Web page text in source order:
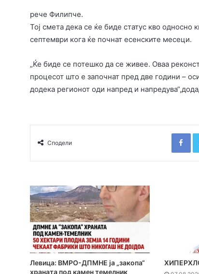
рече Филипче.
Тој смета дека се ќе биде статус кво односно
септември кога ќе почнат есенските месеци.
„Ќе биде се потешко да се живее. Оваа
процесот што е започнат пред две години –
додека регионот оди напред и
Сподели
Левица: ВМРО-ДПМНЕ ја „закопа“
храната под камен темелник